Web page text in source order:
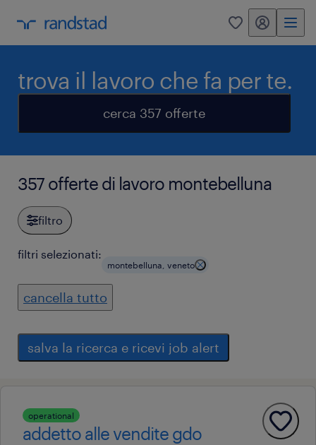
0 my randstad
trova il lavoro che fa per te.
cerca 357 offerte
357 offerte di lavoro montebelluna
filtro
filtri selezionati:
montebelluna, veneto
cancella tutto
salva la ricerca e ricevi job alert
operational
addetto alle vendite gdo